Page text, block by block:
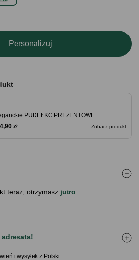
Personalizuj
PUDEŁKO PREZENTOWE
Zobacz produkt
zł
teraz, otrzymasz jutro
i wysyłek z Polski.